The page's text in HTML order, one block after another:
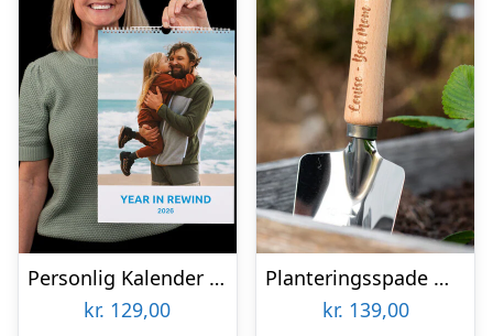
Personlig Kalender med billeder
kr. 129,00
Planteringsspade med Gravering
kr. 139,00